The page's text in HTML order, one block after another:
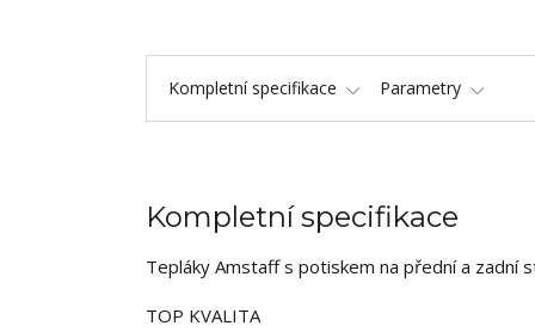
Kompletní specifikace Parametry
Kompletní specifikace
Tepláky Amstaff s potiskem na přední a zadní
TOP KVALITA